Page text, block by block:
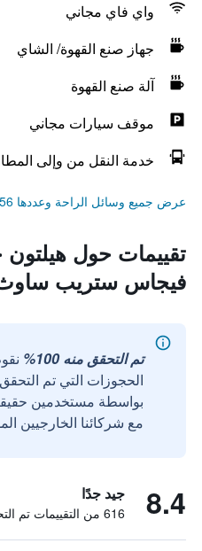
واي فاي مجاني
جهاز صنع القهوة/ الشاي
آلة صنع القهوة
موقف سيارات مجاني
خدمة النقل من وإلى
عرض جميع وسائل الراحة وعددها 56
تقييمات حول
فيجاس ستريب
تم التحقق منه 100%
الحجوزات التي تم
مع شركائنا الخارجيين
8.4 جيد جدًا
616 من التقييمات تم التحقق منها